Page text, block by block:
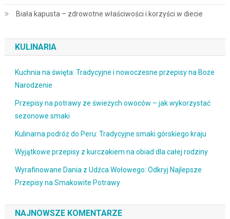
Biała kapusta – zdrowotne właściwości i korzyści w diecie
KULINARIA
Kuchnia na święta: Tradycyjne i nowoczesne przepisy na Boże
Narodzenie
Przepisy na potrawy ze świeżych owoców – jak wykorzystać
sezonowe smaki
Kulinarna podróż do Peru: Tradycyjne smaki górskiego kraju
Wyjątkowe przepisy z kurczakiem na obiad dla całej rodziny
Wyrafinowane Dania z Udźca Wołowego: Odkryj Najlepsze
Przepisy na Smakowite Potrawy
NAJNOWSZE KOMENTARZE